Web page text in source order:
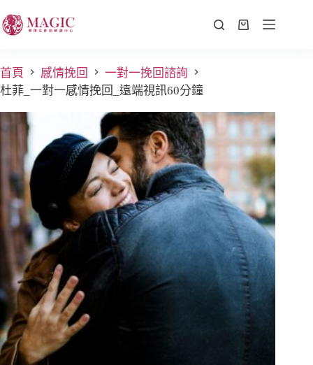
首頁 感情挽回
一對一挽回諮詢
杜菲_一對一感情挽回_遠端視訊60分鐘